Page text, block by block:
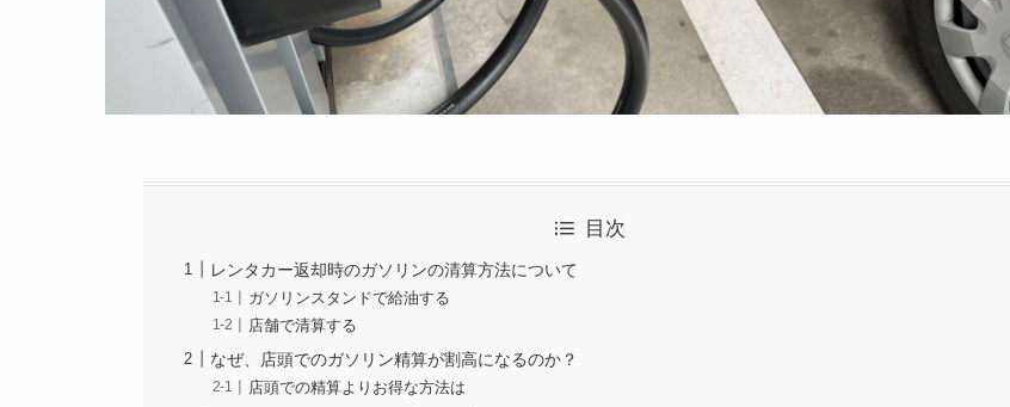
目次
レンタカー返却時のガソリンの清算方法について
ガソリンスタンドで給油する
店舗で清算する
なぜ、店頭でのガソリン精算が割高になるのか？
店頭での精算よりお得な方法は